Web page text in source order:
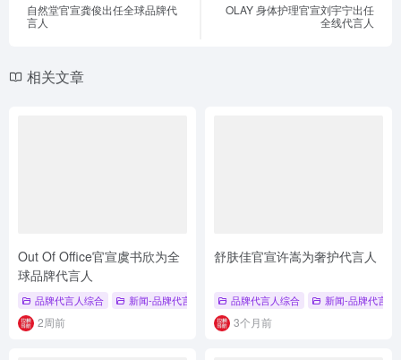
自然堂官宣龚俊出任全球品牌代
言人
OLAY 身体护理官宣刘宇宁出任
全线代言人
相关文章
Out Of Office官宣虞书欣为全
球品牌代言人
品牌代言人综合 新闻-品牌代言人 # 品牌代言人 # Out Of Office # 虞书欣
2周前
舒肤佳官宣许嵩为奢护代言人
品牌代言人综合 新闻-品牌代言人
3个月前